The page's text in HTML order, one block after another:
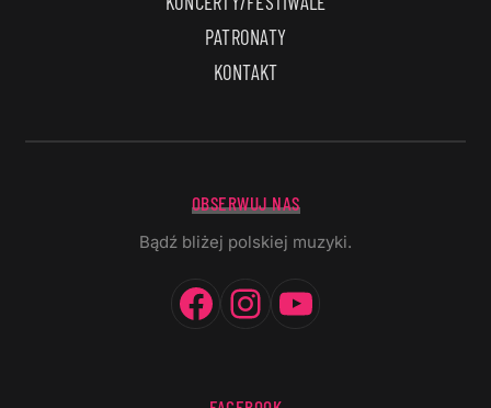
PATRONATY
KONTAKT
OBSERWUJ NAS
Bądź bliżej polskiej muzyki.
Facebook
Instagram